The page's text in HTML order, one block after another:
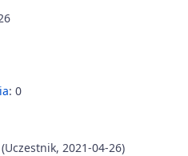
: 0
(Uczestnik, 2021-04-26)